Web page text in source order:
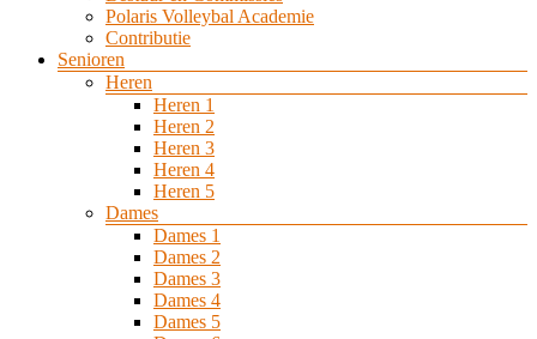
Polaris Volleybal Academie
Contributie
Senioren
Heren
Heren 1
Heren 2
Heren 3
Heren 4
Heren 5
Dames
Dames 1
Dames 2
Dames 3
Dames 4
Dames 5